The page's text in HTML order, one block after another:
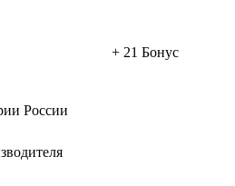
+ 21 Бонус
России